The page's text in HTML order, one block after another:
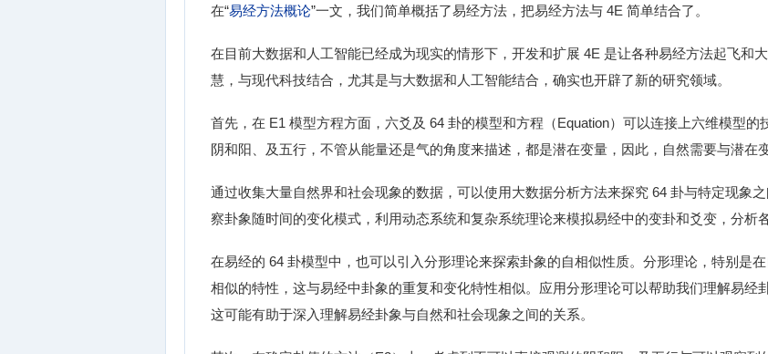
在“易经方法概论”一文，我们简单概括了易经方法，把易经方法与 4E 简单结合了。
在目前大数据和人工智能已经成为现实的情形下，开发和扩展 4E 是让各种易经方法起飞和
慧，与现代科技结合，尤其是与大数据和人工智能结合，确实也开辟了新的研究领域。
首先，在 E1 模型方程方面，六爻及 64 卦的模型和方程（Equation）可以连接上六维模型
阴和阳、及五行，不管从能量还是气的角度来描述，都是潜在变量，因此，自然需要与潜在
通过收集大量自然界和社会现象的数据，可以使用大数据分析方法来探究 64 卦与特定现象
察卦象随时间的变化模式，利用动态系统和复杂系统理论来模拟易经中的变卦和爻变，分析
在易经的 64 卦模型中，也可以引入分形理论来探索卦象的自相似性质。分形理论，特别是
相似的特性，这与易经中卦象的重复和变化特性相似。应用分形理论可以帮助我们理解易经
这可能有助于深入理解易经卦象与自然和社会现象之间的关系。